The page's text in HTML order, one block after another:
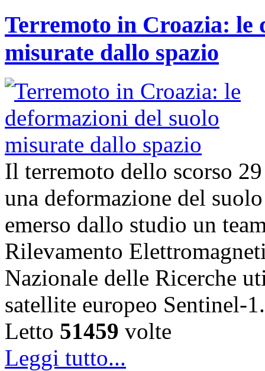
Terremoto in Croazia: le
misurate dallo spazio
Il terremoto dello scorso
una deformazione del
emerso dallo studio un
Rilevamento
Nazionale delle Ricerche
satellite europeo
Letto 51459 volte
Leggi tutto...